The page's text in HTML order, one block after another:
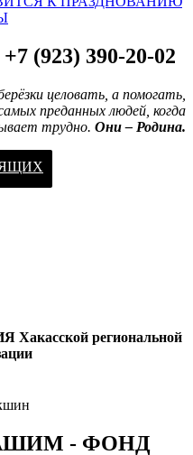
390-20-02
целовать, а помогать,
преданных людей, когда
трудно. Они – Родина.
Хакасской региональной
- ФОНД